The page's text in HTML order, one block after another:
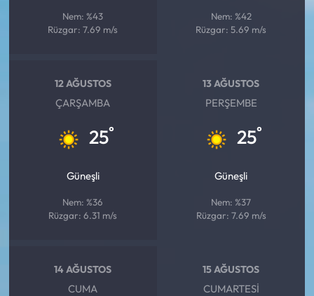
Nem: %43
Rüzgar: 7.69 m/s
Nem: %42
Rüzgar: 5.69 m/s
12 AĞUSTOS
ÇARŞAMBA
25°
Güneşli
Nem: %36
Rüzgar: 6.31 m/s
13 AĞUSTOS
PERŞEMBE
25°
Güneşli
Nem: %37
Rüzgar: 7.69 m/s
14 AĞUSTOS
CUMA
15 AĞUSTOS
CUMARTESI